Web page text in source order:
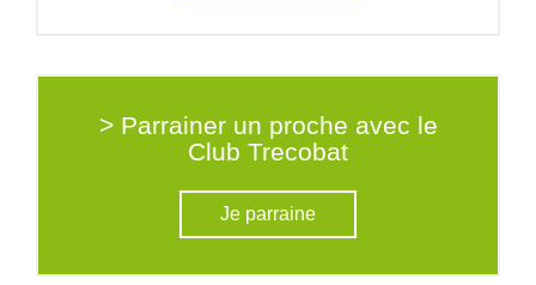
> Parrainer un proche avec le
Club Trecobat
Je parraine